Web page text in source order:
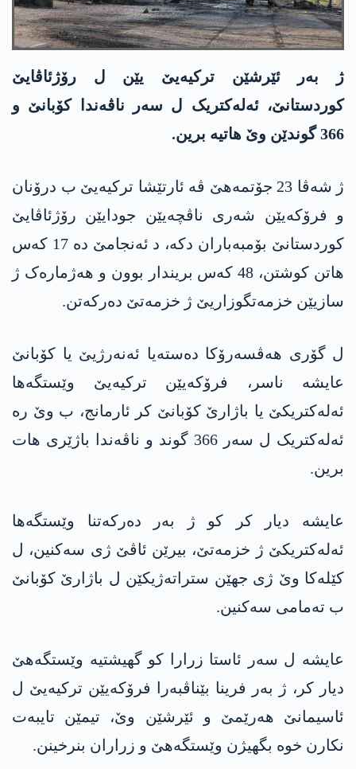
ژ بەر ئێرشێن ترکیەیێ یێن ل رۆژئاڤایێ
کوردستانێ، ئەلەکتریک ل سەر ناڤەندا کۆبانێ و
366 گوندێن وێ ھاتیە برین.
ژ شەڤا 23 جۆتمەھێ ڤە ئارتێشا ترکیەیێ ب درۆنان
و فرۆکەیێن شەری ناڤچەیێن جودایێن رۆژئاڤایێ
کوردستانێ بۆمبەباران دکە، د ئەنجامێ دە 17 کەس
ھاتن کوشتن، 48 کەس بریندار بوون و ھەژمارەک ژ
سازیێن خزمەتگوزاریێ ژ خزمەتێ دەرکەتن.
ل گۆری ھەڤسەرۆکا دەستەیا ئەنەرژیێ یا کۆبانێ
عایشە ناسر، فرۆکەیێن ترکیەیێ وێستگەها
ئەلەکتریکێ یا باژارێ کۆبانێ کر ئارمانج، ب وێ رە
ئەلەکتریک ل سەر 366 گوند و ناڤەندا باژێری ھات
برین.
عایشە دیار کر کو ژ بەر دەرکەتنا وێستگەها
ئەلەکتریکێ ژ خزمەتێ، بیرێن ئاڤێ ژی سەکنین، ل
کێلەکا وێ ژی جھێن ستراتەژیکێن ل باژارێ کۆبانێ
ب تەمامی سەکنین.
عایشە ل سەر ئاستا زرارا کو گھیشتیە وێستگەهێ
دیار کر، ژ بەر فرینا بێناڤبەرا فرۆکەیێن ترکیەیێ ل
ئاسیمانێ ھەرێمێ و ئێرشێن وێ، تیمێن تایبەت
نکارن خوە بگھیژن وێستگەهێ و زراران بنرخینن.